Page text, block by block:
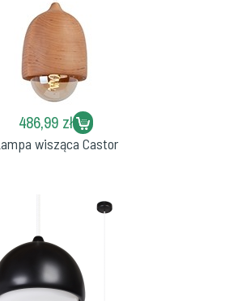
486,99 zł
wisząca Castor